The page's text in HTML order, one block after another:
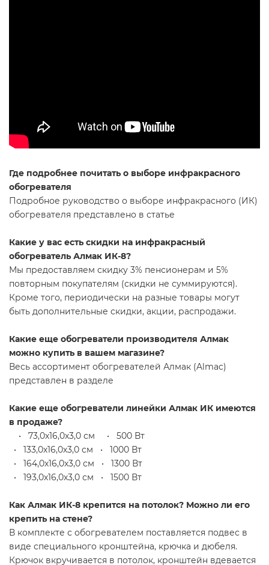
Где подробнее почитать о выборе инфракрасного
обогревателя
Подробное руководство о выборе инфракрасного (ИК)
обогревателя представлено в статье
Какие у вас есть скидки на инфракрасный
обогреватель Алмак ИК-8?
Мы предоставляем скидку 3% пенсионерам и 5%
повторным покупателям (скидки не суммируются).
Кроме того, периодически на разные товары могут
быть дополнительные скидки, акции, распродажи.
Какие еще обогреватели производителя Алмак
можно купить в вашем магазине?
Весь ассортимент обогревателей Алмак (Almac)
представлен в разделе
Какие еще обогреватели линейки Алмак ИК имеются
в продаже?
• 73,0х16,0х3,0 см • 500 Вт
• 133,0х16,0х3,0 см • 1000 Вт
• 164,0х16,0х3,0 см • 1300 Вт
• 193,0х16,0х3,0 см • 1500 Вт
Как Алмак ИК-8 крепится на потолок? Можно ли его
крепить на стене?
В комплекте с обогревателем поставляется подвес в
виде специального кронштейна, крючка и дюбеля.
Крючок вкручивается в потолок, кронштейн вдевается